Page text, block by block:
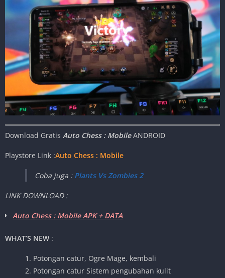
Download Gratis Auto Chess : MobileANDROID
Playstore Link :Auto Chess : Mobile
Coba juga : Plants Vs Zombies 2
LINK DOWNLOAD :
Auto Chess : Mobile APK + DATA
WHAT’S NEW :
1. Potongan catur, Ogre Mage, kembali
2. Potongan catur Sistem pengubahan kulit